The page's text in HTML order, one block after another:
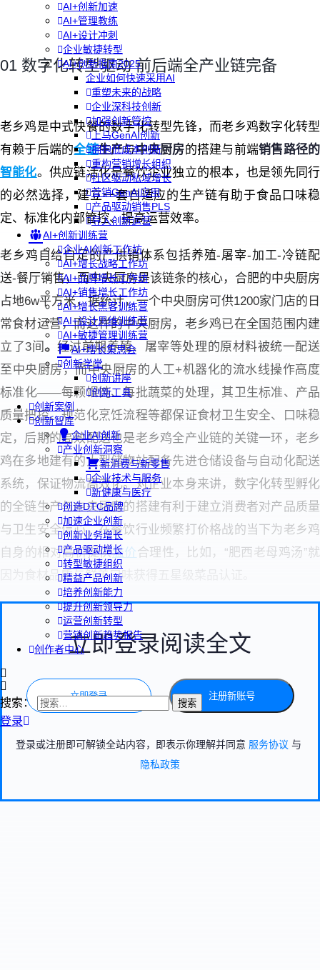
AI+创新加速
AI+管理教练
AI+设计冲刺
企业敏捷转型
AI+创新指南2025
企业如何快速采用AI
重塑未来的战略
企业深科技创新
加强创新管控
上马GenAI创新
拥抱低成本创新
重构营销增长组织
社区驱动私域增长
营销GenAI应用
产品驱动销售PLS
导入创新运营
AI+创新训练营
企业AI创新工作坊
AI+增长战略工作坊
AI+品牌增长工作坊
AI+销售增长工作坊
AI+增长黑客训练营
AI+设计思维训练营
AI+敏捷管理训练营
AI+增长集思会
创新学堂
创新讲座
创新工具
创新案例
创新智库
企业AI创新
产业创新洞察
新消费与新零售
企业技术与服务
新健康与医疗
创造DTC品牌
加速企业创新
创新业务增长
产品驱动增长
转型敏捷组织
精益产品创新
培养创新能力
提升创新领导力
运营创新转型
营销创新趋势报告
创作者中心
搜索：
登录
01 数字化转型驱动 前后端全产业链完备
老乡鸡是中式快餐的数字化转型先锋，而老乡鸡数字化转型
有赖于后端的全链生产与中央厨房的搭建与前端销售路径的
智能化。供应链活化是餐饮企业独立的根本，也是领先同行
的必然选择，建立一套自适应的生产链有助于食品口味稳
定、标准化内部管控、提高运营效率。
老乡鸡自给自足的产供销体系包括养殖-屠宰-加工-冷链配
送-餐厅销售，而中央厨房是该链条的核心，合肥的中央厨房
占地6w平方米，据统计，一个中央厨房可供1200家门店的日
常食材运营，而这样的中央厨房，老乡鸡已在全国范围内建
立了3间。经过前期养殖、屠宰等处理的原材料被统一配送
至中央厨房，而中央厨房的人工+机器化的流水线操作高度
标准化——每颗馄饨、每批蔬菜的处理，其卫生标准、产品
质量把控、规范化烹饪流程等都保证食材卫生安全、口味稳
定，后期的高效配送也是老乡鸡全产业链的关键一环，老乡
鸡在多地建有的大型储物站配备先进仓储设备与自动化配送
系统，保证物流高效化。对企业本身来讲，数字化转型孵化
的全链生产与中央厨房的搭建有利于建立消费者对产品质量
与卫生安全信心，在餐饮行业频繁打价格战的当下为老乡鸡
自身的相对高价提供溢价合理性，比如，“肥西老母鸡汤”就
因为食材品质与鲜美口味获得五星级菜品认证。
立即登录阅读全文
立即登录 注册新账号
登录或注册即可解锁全站内容，即表示你理解并同意 服务协议 与
隐私政策